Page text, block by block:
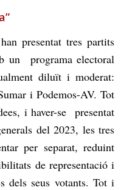
presentat tres partits
un programa electoral
diluït i moderat:
i Podemos-AV. Tot
i haver-se presentat
del 2023, les tres
per separat, reduint
de representació i
dels seus votants. Tot i